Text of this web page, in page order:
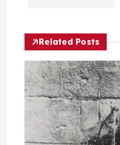
a
o
b
Related Posts